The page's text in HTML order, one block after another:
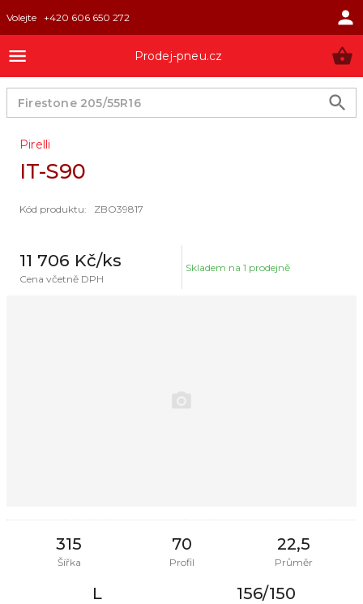
Volejte +420 606 650 272
Prodej-pneu.cz
Pirelli
IT-S90
Kód produktu: ZBO39817
11 706 Kč/ks
Cena včetně DPH
Skladem na 1 prodejně
315
Šířka
70
Profil
22,5
Průměr
L 156/150